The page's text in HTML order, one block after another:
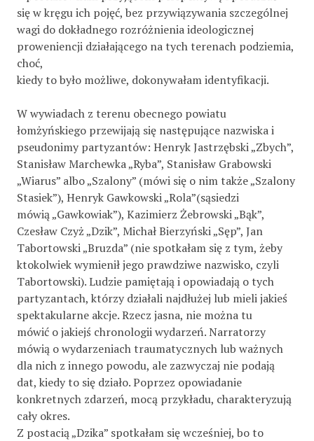
się w kręgu ich pojęć, bez przywiązywania szczególnej
wagi do dokładnego rozróżnienia ideologicznej
proweniencji działającego na tych terenach podziemia,
choć,
kiedy to było możliwe, dokonywałam identyfikacji.
W wywiadach z terenu obecnego powiatu
łomżyńskiego przewijają się następujące nazwiska i
pseudonimy partyzantów: Henryk Jastrzębski „Zbych”,
Stanisław Marchewka „Ryba”, Stanisław Grabowski
„Wiarus” albo „Szalony” (mówi się o nim także „Szalony
Stasiek”), Henryk Gawkowski „Rola”(sąsiedzi
mówią „Gawkowiak”), Kazimierz Żebrowski „Bąk”,
Czesław Czyż „Dzik”, Michał Bierzyński „Sęp”, Jan
Tabortowski „Bruzda” (nie spotkałam się z tym, żeby
ktokolwiek wymienił jego prawdziwe nazwisko, czyli
Tabortowski). Ludzie pamiętają i opowiadają o tych
partyzantach, którzy działali najdłużej lub mieli jakieś
spektakularne akcje. Rzecz jasna, nie można tu
mówić o jakiejś chronologii wydarzeń. Narratorzy
mówią o wydarzeniach traumatycznych lub ważnych
dla nich z innego powodu, ale zazwyczaj nie podają
dat, kiedy to się działo. Poprzez opowiadanie
konkretnych zdarzeń, mocą przykładu, charakteryzują
cały okres.
Z postacią „Dzika” spotkałam się wcześniej, bo to